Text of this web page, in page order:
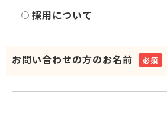
採用について
お問い合わせの方のお名前 必須